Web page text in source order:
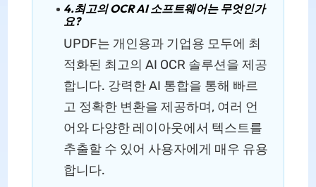
4.최고의 OCR AI 소프트웨어는 무엇인가
요?
UPDF는 개인용과 기업용 모두에 최
적화된 최고의 AI OCR 솔루션을 제공
합니다. 강력한 AI 통합을 통해 빠르
고 정확한 변환을 제공하며, 여러 언
어와 다양한 레이아웃에서 텍스트를
추출할 수 있어 사용자에게 매우 유용
합니다.